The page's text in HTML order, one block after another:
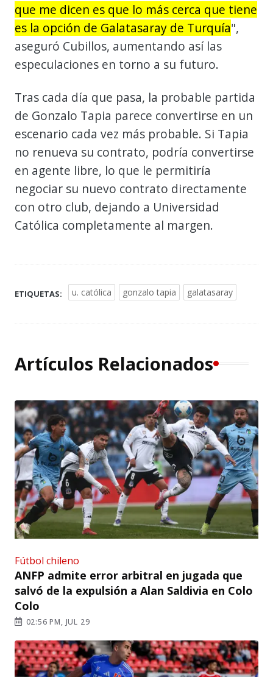
que me dicen es que lo más cerca que tiene
es la opción de Galatasaray de Turquía",
aseguró Cubillos, aumentando así las
especulaciones en torno a su futuro.
Tras cada día que pasa, la probable partida
de Gonzalo Tapia parece convertirse en un
escenario cada vez más probable. Si Tapia
no renueva su contrato, podría convertirse
en agente libre, lo que le permitiría
negociar su nuevo contrato directamente
con otro club, dejando a Universidad
Católica completamente al margen.
ETIQUETAS: u. católica gonzalo tapia galatasaray
Artículos Relacionados
Fútbol chileno
ANFP admite error arbitral en jugada que
salvó de la expulsión a Alan Saldivia en Colo
Colo
02:56 PM, JUL 29